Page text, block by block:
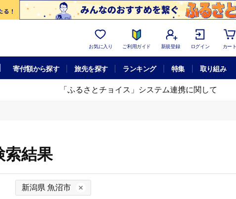
お気に入り ご利用ガイド 新規登録 ログイン カート
寄付額から探す 旅先を探す ランキング 特集 取り組み
「ふるさとチョイス」システム連携に関して
索結果
新潟県 魚沼市